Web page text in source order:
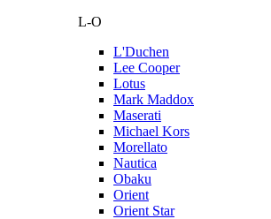
L-O
L'Duchen
Lee Cooper
Lotus
Mark Maddox
Maserati
Michael Kors
Morellato
Nautica
Obaku
Orient
Orient Star